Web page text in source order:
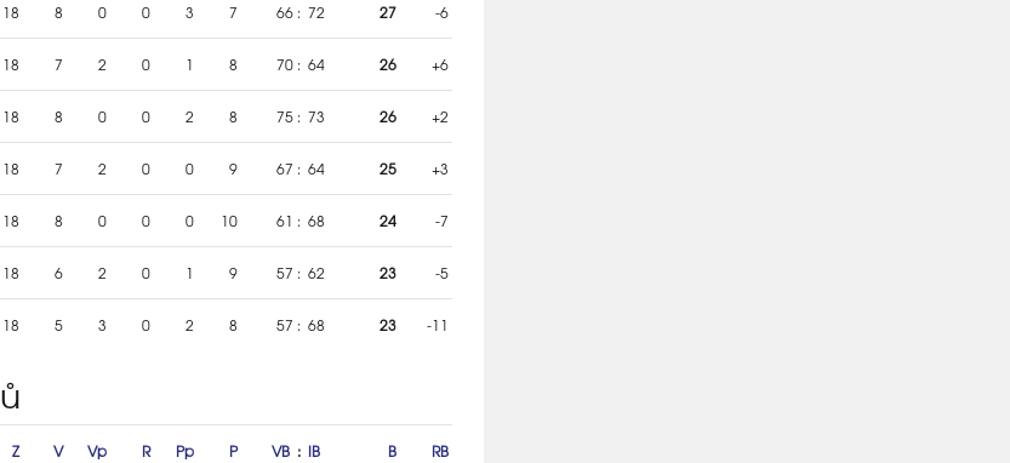
18 8 0 0 3 7 66 : 72 27 -6
18 7 2 0 1 8 70 : 64 26 +6
18 8 0 0 2 8 75 : 73 26 +2
18 7 2 0 0 9 67 : 64 25 +3
18 8 0 0 0 10 61 : 68 24 -7
18 6 2 0 1 9 57 : 62 23 -5
18 5 3 0 2 8 57 : 68 23 -11
Z V Vp R Pp P VB : IB B RB